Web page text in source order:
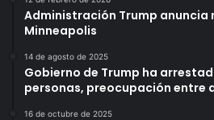
Administración Trump anuncia
Minneapolis
14 de agosto de 2025
Gobierno de Trump ha
personas, preocupación entre
16 de octubre de 2025